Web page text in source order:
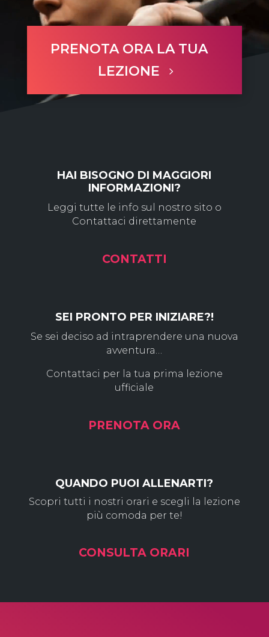
PRENOTA ORA LA TUA
LEZIONE
HAI BISOGNO DI MAGGIORI
INFORMAZIONI?
Leggi tutte le info sul nostro sito o
Contattaci direttamente
CONTATTI
SEI PRONTO PER INIZIARE?!
Se sei deciso ad intraprendere una nuova
avventura…
Contattaci per la tua prima lezione
ufficiale
PRENOTA ORA
QUANDO PUOI ALLENARTI?
Scopri tutti i nostri orari e scegli la lezione
più comoda per te!
CONSULTA ORARI